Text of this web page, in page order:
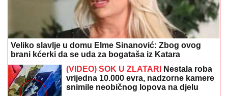
Veliko slavlje u domu Elme Sinanović: Zbog ovog
brani kćerki da se uda za bogataša iz Katara
(VIDEO) ŠOK U ZLATARI
Nestala roba
vrijedna 10.000 evra, nadzorne kamere
snimile neobičnog lopova na djelu